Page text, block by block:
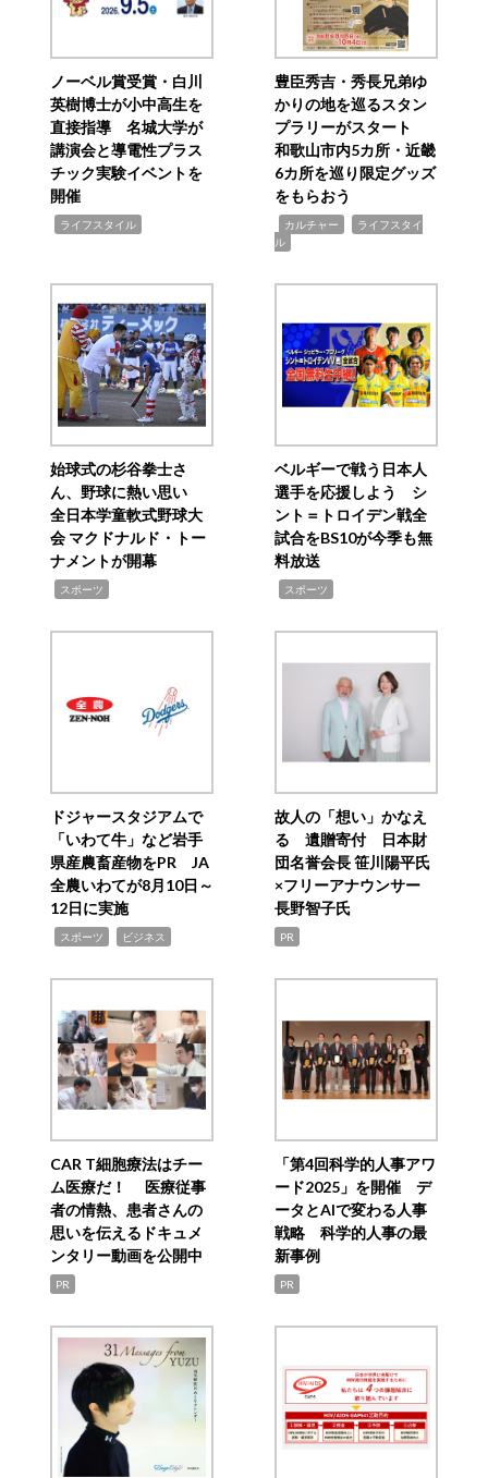
ノーベル賞受賞・白川
英樹博士が小中高生を
直接指導 名城大学が
講演会と導電性プラス
チック実験イベントを
開催
ライフスタイル
豊臣秀吉・秀長兄弟ゆ
かりの地を巡るスタン
プラリーがスタート
和歌山市内5カ所・近畿
6カ所を巡り限定グッズ
をもらおう
カルチャー
ライフスタイ
ル
始球式の杉谷拳士さ
ん、野球に熱い思い
全日本学童軟式野球大
会 マクドナルド・トー
ナメントが開幕
スポーツ
ベルギーで戦う日本人
選手を応援しよう シ
ント＝トロイデン戦全
試合をBS10が今季も無
料放送
スポーツ
ドジャースタジアムで
「いわて牛」など岩手
県産農畜産物をPR JA
全農いわてが8月10日～
12日に実施
スポーツ ビジネス
故人の「想い」かなえ
る 遺贈寄付 日本財
団名誉会長 笹川陽平氏
×フリーアナウンサー
長野智子氏
PR
CAR T細胞療法はチー
ム医療だ！ 医療従事
者の情熱、患者さんの
思いを伝えるドキュメ
ンタリー動画を公開中
PR
「第4回科学的人事アワ
ード2025」を開催 デ
ータとAIで変わる人事
戦略 科学的人事の最
新事例
PR